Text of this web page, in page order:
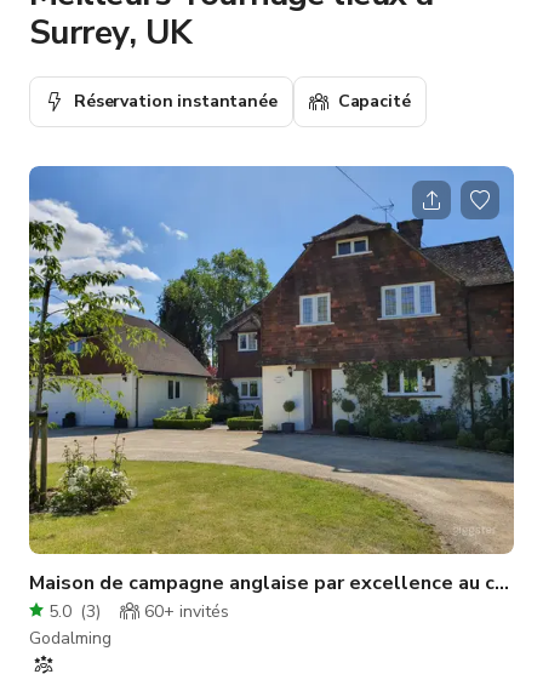
Surrey, UK
Réservation instantanée Capacité
Maison de campagne anglaise par excellence au
5.0 (3) 60+ invités
Godalming